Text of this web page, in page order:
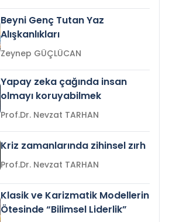
Beyni Genç Tutan Yaz
Alışkanlıkları
Zeynep GÜÇLÜCAN
Yapay zeka çağında insan
olmayı koruyabilmek
Prof.Dr. Nevzat TARHAN
Kriz zamanlarında zihinsel zırh
Prof.Dr. Nevzat TARHAN
Klasik ve Karizmatik Modellerin
Ötesinde “Bilimsel Liderlik”